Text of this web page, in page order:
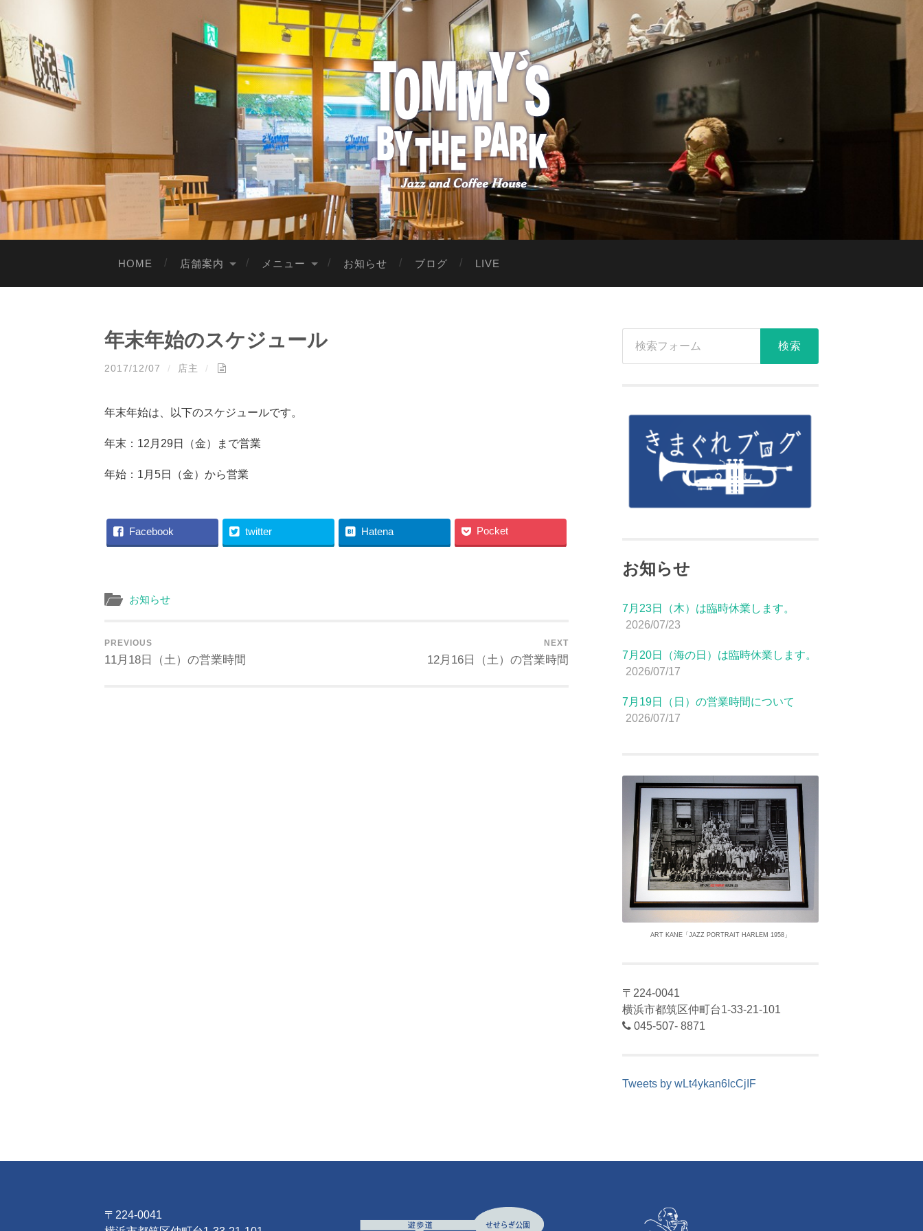
HOME 店舗案内 メニュー お知らせ ブログ LIVE
年末年始のスケジュール
2017/12/07 / 店主 /
年末年始は、以下のスケジュールです。
年末：12月29日（金）まで営業
年始：1月5日（金）から営業
Facebook twitter Hatena Pocket
お知らせ
PREVIOUS
11月18日（土）の営業時間
NEXT
12月16日（土）の営業時間
お知らせ
7月23日（木）は臨時休業します。
2026/07/23
7月20日（海の日）は臨時休業します。
2026/07/17
7月19日（日）の営業時間について
2026/07/17
ART KANE「JAZZ PORTRAIT HARLEM 1958」
〒224-0041
横浜市都筑区仲町台1-33-21-101
045-507- 8871
Tweets by wLt4ykan6IcCjIF
〒224-0041